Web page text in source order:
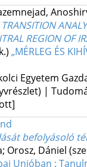
REGION OF
„MÉRLEG ÉS
Egyetem
|
befolyásoló
Orosz, Dániel
Unióban :